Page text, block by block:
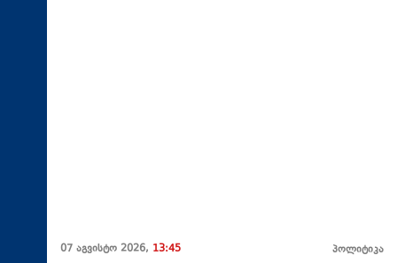
07 აგვისტო 2026, 13:45 პოლიტიკა